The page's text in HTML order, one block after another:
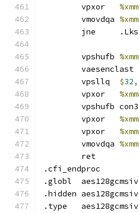
jne
$32
	vpshufb	con3
	ret
.globl
.hidden
.type